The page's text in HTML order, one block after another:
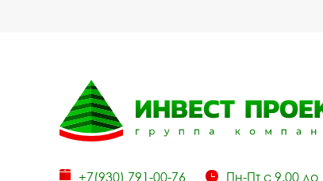
+7(930) 791-00-76 Пн-Пт с 9.00 до